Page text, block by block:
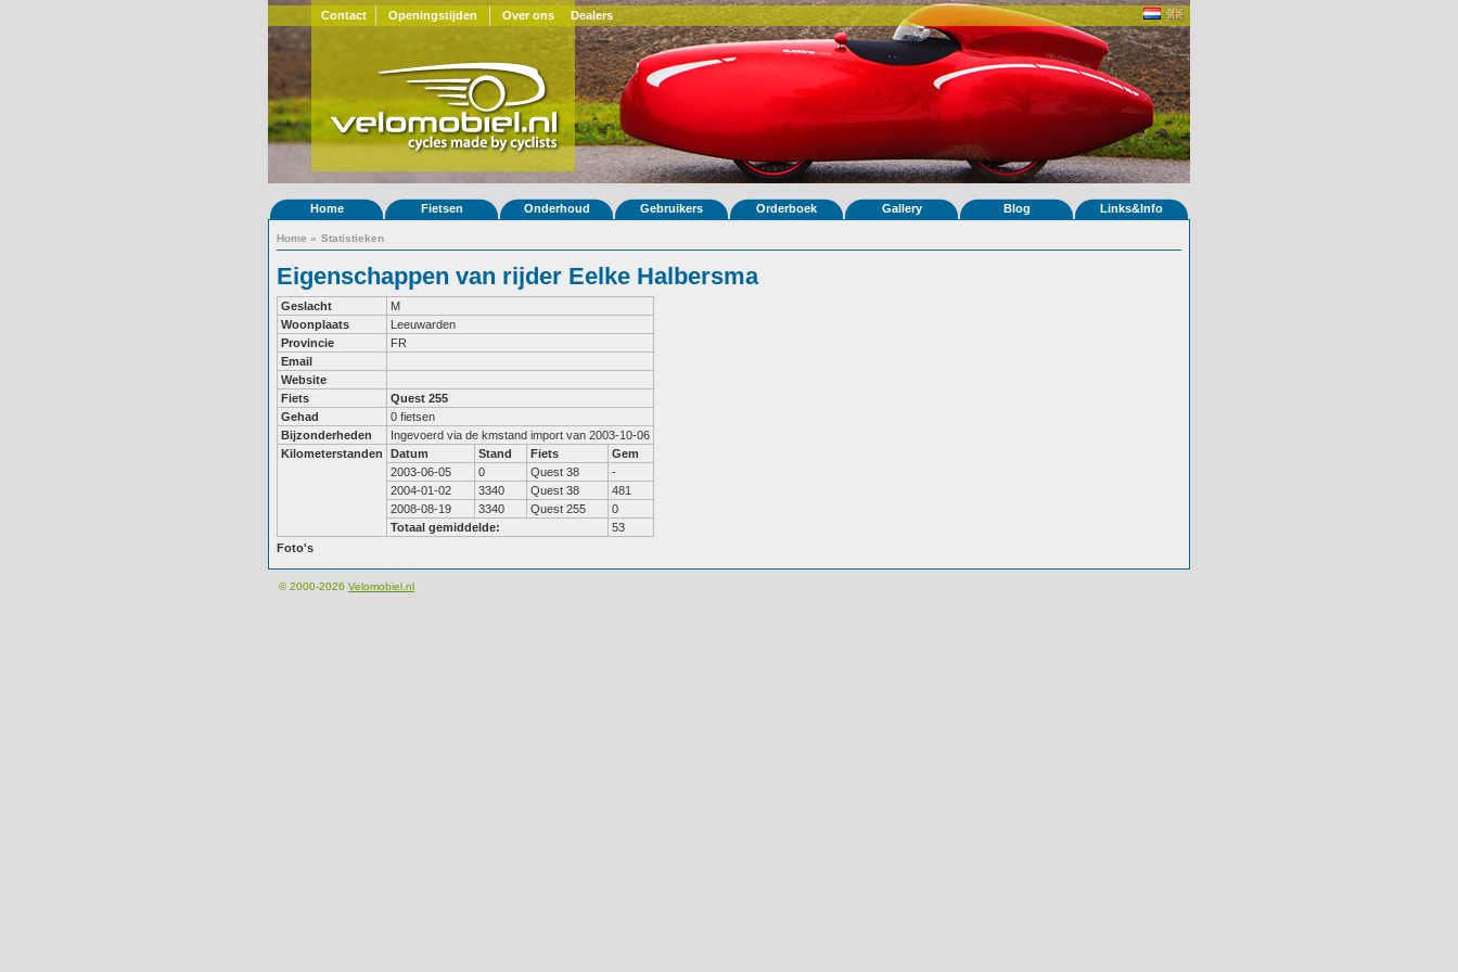
Contact Openingstijden Over ons Dealers
Home Fietsen Onderhoud Gebruikers Orderboek Gallery Blog Links&Info
Home » Statistieken
Eigenschappen van rijder Eelke Halbersma
Geslacht
M
Woonplaats
Leeuwarden
Provincie
FR
Email
Website
Fiets
Quest 255
Gehad
0 fietsen
Bijzonderheden
Ingevoerd via de kmstand import van 2003-10-06
Kilometerstanden
Datum Stand Fiets
Gem
2003-06-05
0 Quest 38
-
2004-01-02
3340 Quest 38
481
2008-08-19
3340 Quest 255
0
Totaal gemiddelde:
53
Foto's
© 2000-2026 Velomobiel.nl